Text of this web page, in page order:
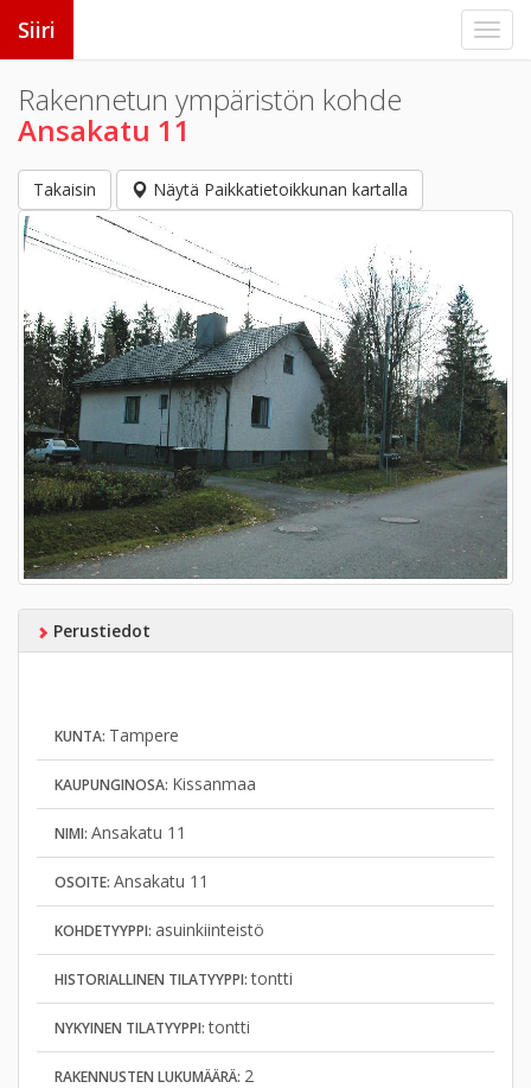
Siiri
Rakennetun ympäristön kohde
Ansakatu 11
Takaisin Näytä Paikkatietoikkunan kartalla
Perustiedot
KUNTA: Tampere
KAUPUNGINOSA: Kissanmaa
NIMI: Ansakatu 11
OSOITE: Ansakatu 11
KOHDETYYPPI: asuinkiinteistö
HISTORIALLINEN TILATYYPPI:tontti
NYKYINEN TILATYYPPI:tontti
RAKENNUSTEN LUKUMÄÄRÄ: 2